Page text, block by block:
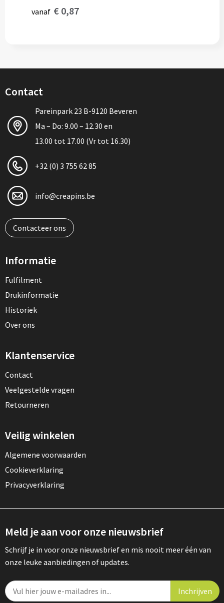
vanaf € 0,87
Contact
Pareinpark 23 B-9120 Beveren
Ma – Do: 9.00 – 12.30 en
13.00 tot 17.00 (Vr tot 16.30)
+32 (0) 3 755 62 85
info@creapins.be
Contacteer ons
Informatie
Fulfilment
Drukinformatie
Historiek
Over ons
Klantenservice
Contact
Veelgestelde vragen
Retourneren
Veilig winkelen
Algemene voorwaarden
Cookieverklaring
Privacyverklaring
Meld je aan voor onze nieuwsbrief
Schrijf je in voor onze nieuwsbrief en mis nooit meer één van
onze leuke aanbiedingen of updates.